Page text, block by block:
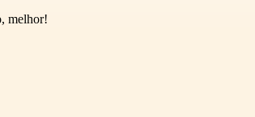
melhor!